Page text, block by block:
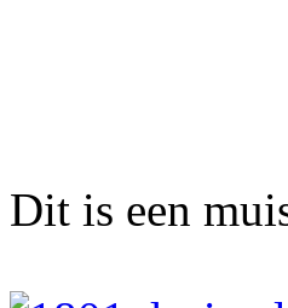
Dit is een